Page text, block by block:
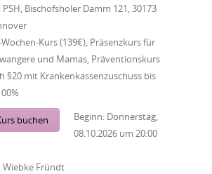
PSH, Bischofsholer Damm 121, 30173
Kurs (139€), Präsenzkurs für
und Mamas, Präventionskurs
§20 mit Krankenkassenzuschuss bis
buchen Beginn: Donnerstag,
08.10.2026 um 20:00
Wiebke Fründt